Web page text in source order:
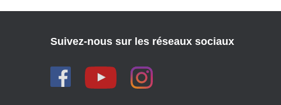
Suivez-nous sur les réseaux sociaux